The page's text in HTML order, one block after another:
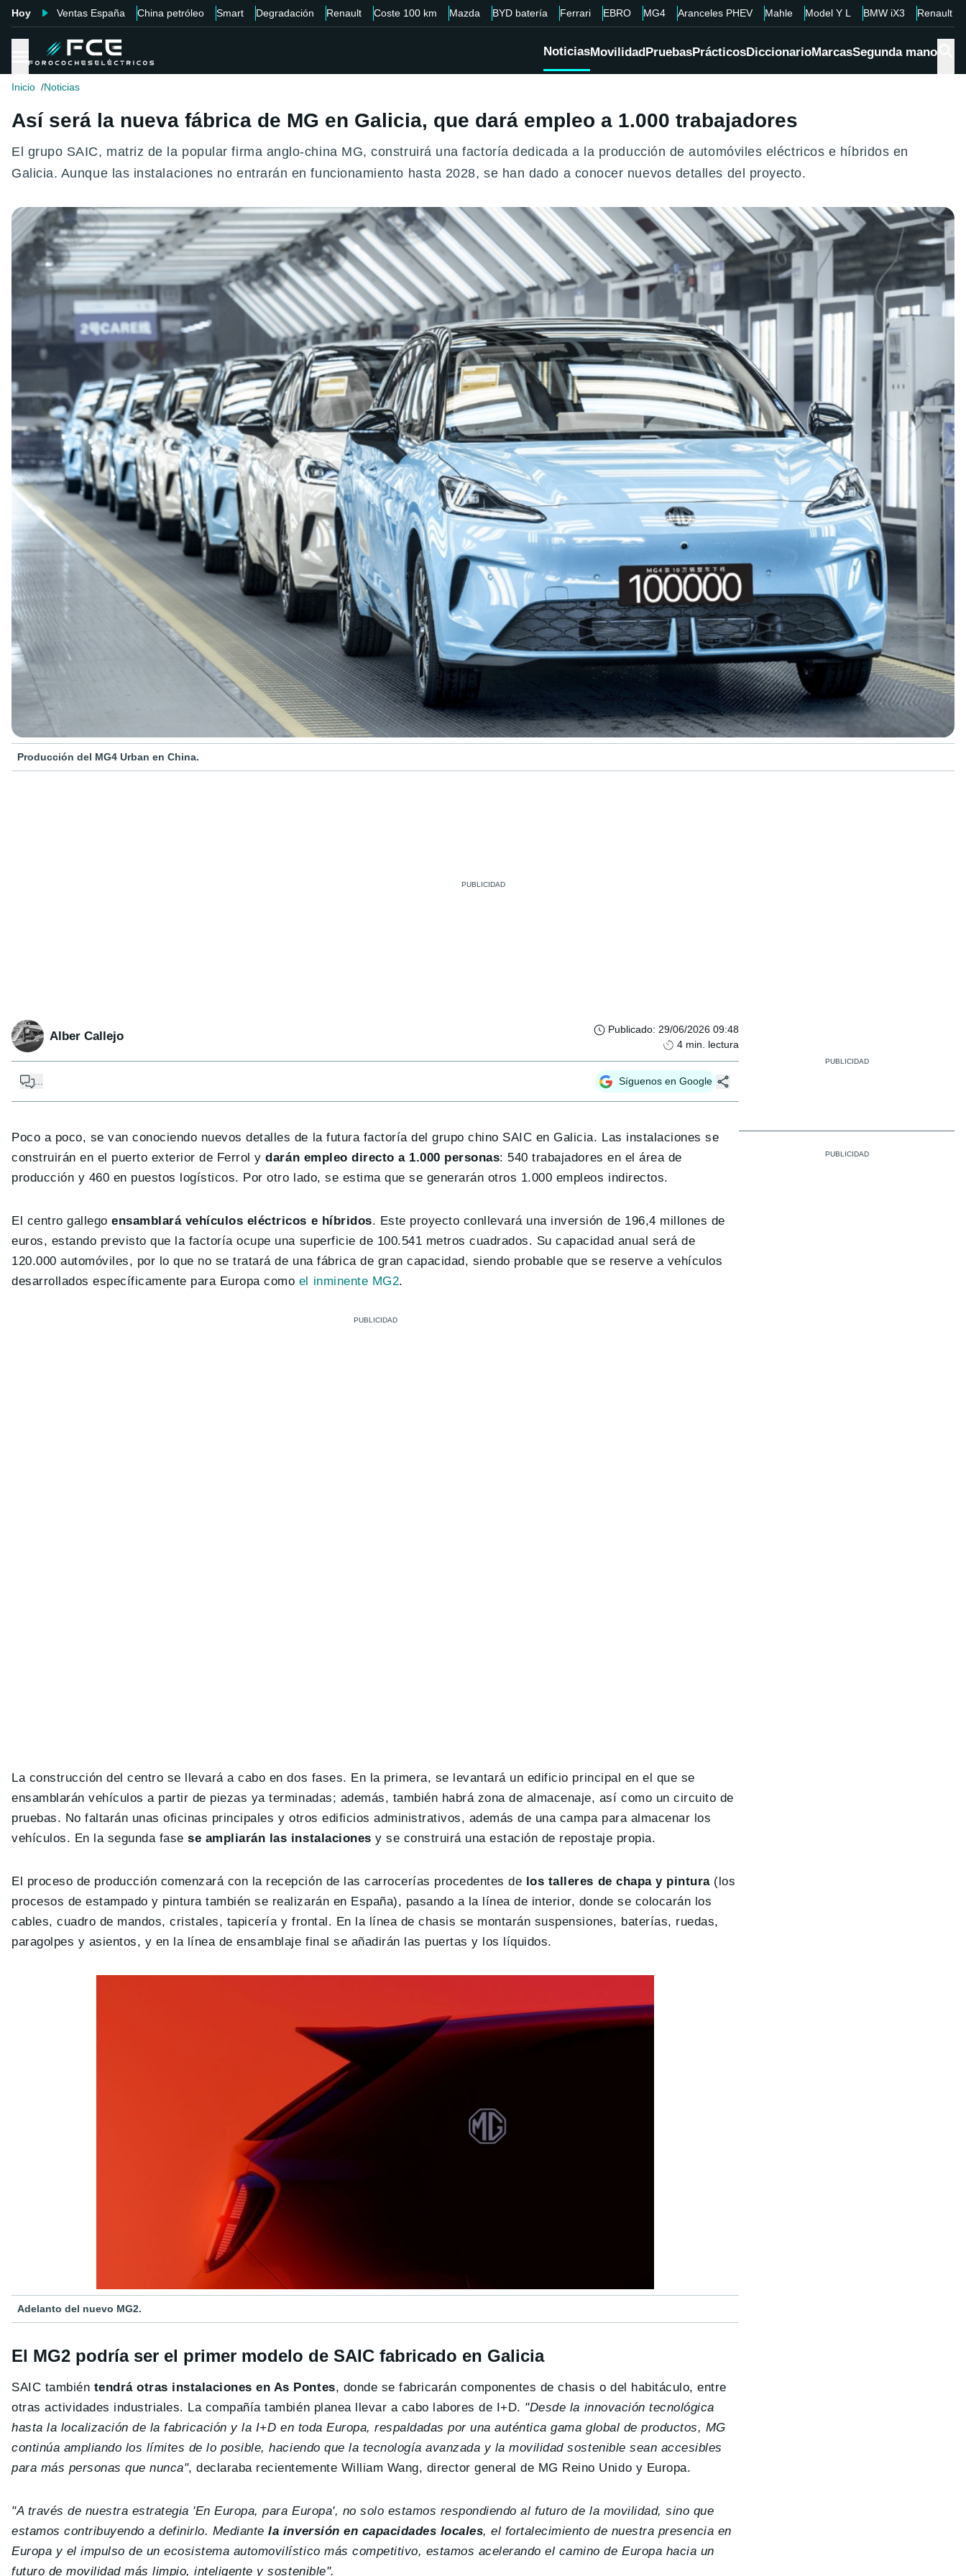
Hoy Ventas España China petróleo Smart Degradación Renault Coste 100 km Mazda BYD batería Ferrari EBRO MG4 Aranceles PHEV Mahle Model Y L BMW iX3 Renault
NoticiasMovilidadPruebasPrácticosDiccionarioMarcasSegunda mano
Inicio Noticias
Así será la nueva fábrica de MG en Galicia, que dará empleo a 1.000 trabajadores
El grupo SAIC, matriz de la popular firma anglo-china MG, construirá una factoría dedicada a la producción de automóviles eléctricos e híbridos en
Galicia. Aunque las instalaciones no entrarán en funcionamiento hasta 2028, se han dado a conocer nuevos detalles del proyecto.
Producción del MG4 Urban en China.
Alber Callejo Publicado: 29/06/2026 09:48
4 min. lectura
... Síguenos en Google
Poco a poco, se van conociendo nuevos detalles de la futura factoría del grupo chino SAIC en Galicia. Las instalaciones se
construirán en el puerto exterior de Ferrol ydarán empleo directo a 1.000 personas: 540 trabajadores en el área de
producción y 460 en puestos logísticos. Por otro lado, se estima que se generarán otros 1.000 empleos indirectos.
El centro gallegoensamblará vehículos eléctricos e híbridos. Este proyecto conllevará una inversión de 196,4 millones de
euros, estando previsto que la factoría ocupe una superficie de 100.541 metros cuadrados. Su capacidad anual será de
120.000 automóviles, por lo que no se tratará de una fábrica de gran capacidad, siendo probable que se reserve a vehículos
desarrollados específicamente para Europa como el inminente MG2.
La construcción del centro se llevará a cabo en dos fases. En la primera, se levantará un edificio principal en el que se
ensamblarán vehículos a partir de piezas ya terminadas; además, también habrá zona de almacenaje, así como un circuito de
pruebas. No faltarán unas oficinas principales y otros edificios administrativos, además de una campa para almacenar los
vehículos. En la segunda fasese ampliarán las instalaciones y se construirá una estación de repostaje propia.
El proceso de producción comenzará con la recepción de las carrocerías procedentes de los talleres de chapa y pintura(los
procesos de estampado y pintura también se realizarán en España), pasando a la línea de interior, donde se colocarán los
cables, cuadro de mandos, cristales, tapicería y frontal. En la línea de chasis se montarán suspensiones, baterías, ruedas,
paragolpes y asientos, y en la línea de ensamblaje final se añadirán las puertas y los líquidos.
Adelanto del nuevo MG2.
El MG2 podría ser el primer modelo de SAIC fabricado en Galicia
SAIC también tendrá otras instalaciones en As Pontes, donde se fabricarán componentes de chasis o del habitáculo, entre
otras actividades industriales. La compañía también planea llevar a cabo labores de I+D. "Desde la innovación tecnológica
hasta la localización de la fabricación y la I+D en toda Europa, respaldadas por una auténtica gama global de productos, MG
continúa ampliando los límites de lo posible, haciendo que la tecnología avanzada y la movilidad sostenible sean accesibles
para más personas que nunca", declaraba recientemente William Wang, director general de MG Reino Unido y Europa.
"A través de nuestra estrategia 'En Europa, para Europa', no solo estamos respondiendo al futuro de la movilidad, sino que
estamos contribuyendo a definirlo. Mediante la inversión en capacidades locales, el fortalecimiento de nuestra presencia en
Europa y el impulso de un ecosistema automovilístico más competitivo, estamos acelerando el camino de Europa hacia un
futuro de movilidad más limpio, inteligente y sostenible".